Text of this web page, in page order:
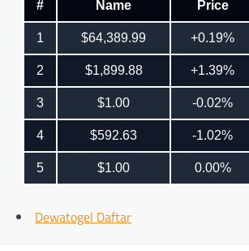
Dewatogel Daftar